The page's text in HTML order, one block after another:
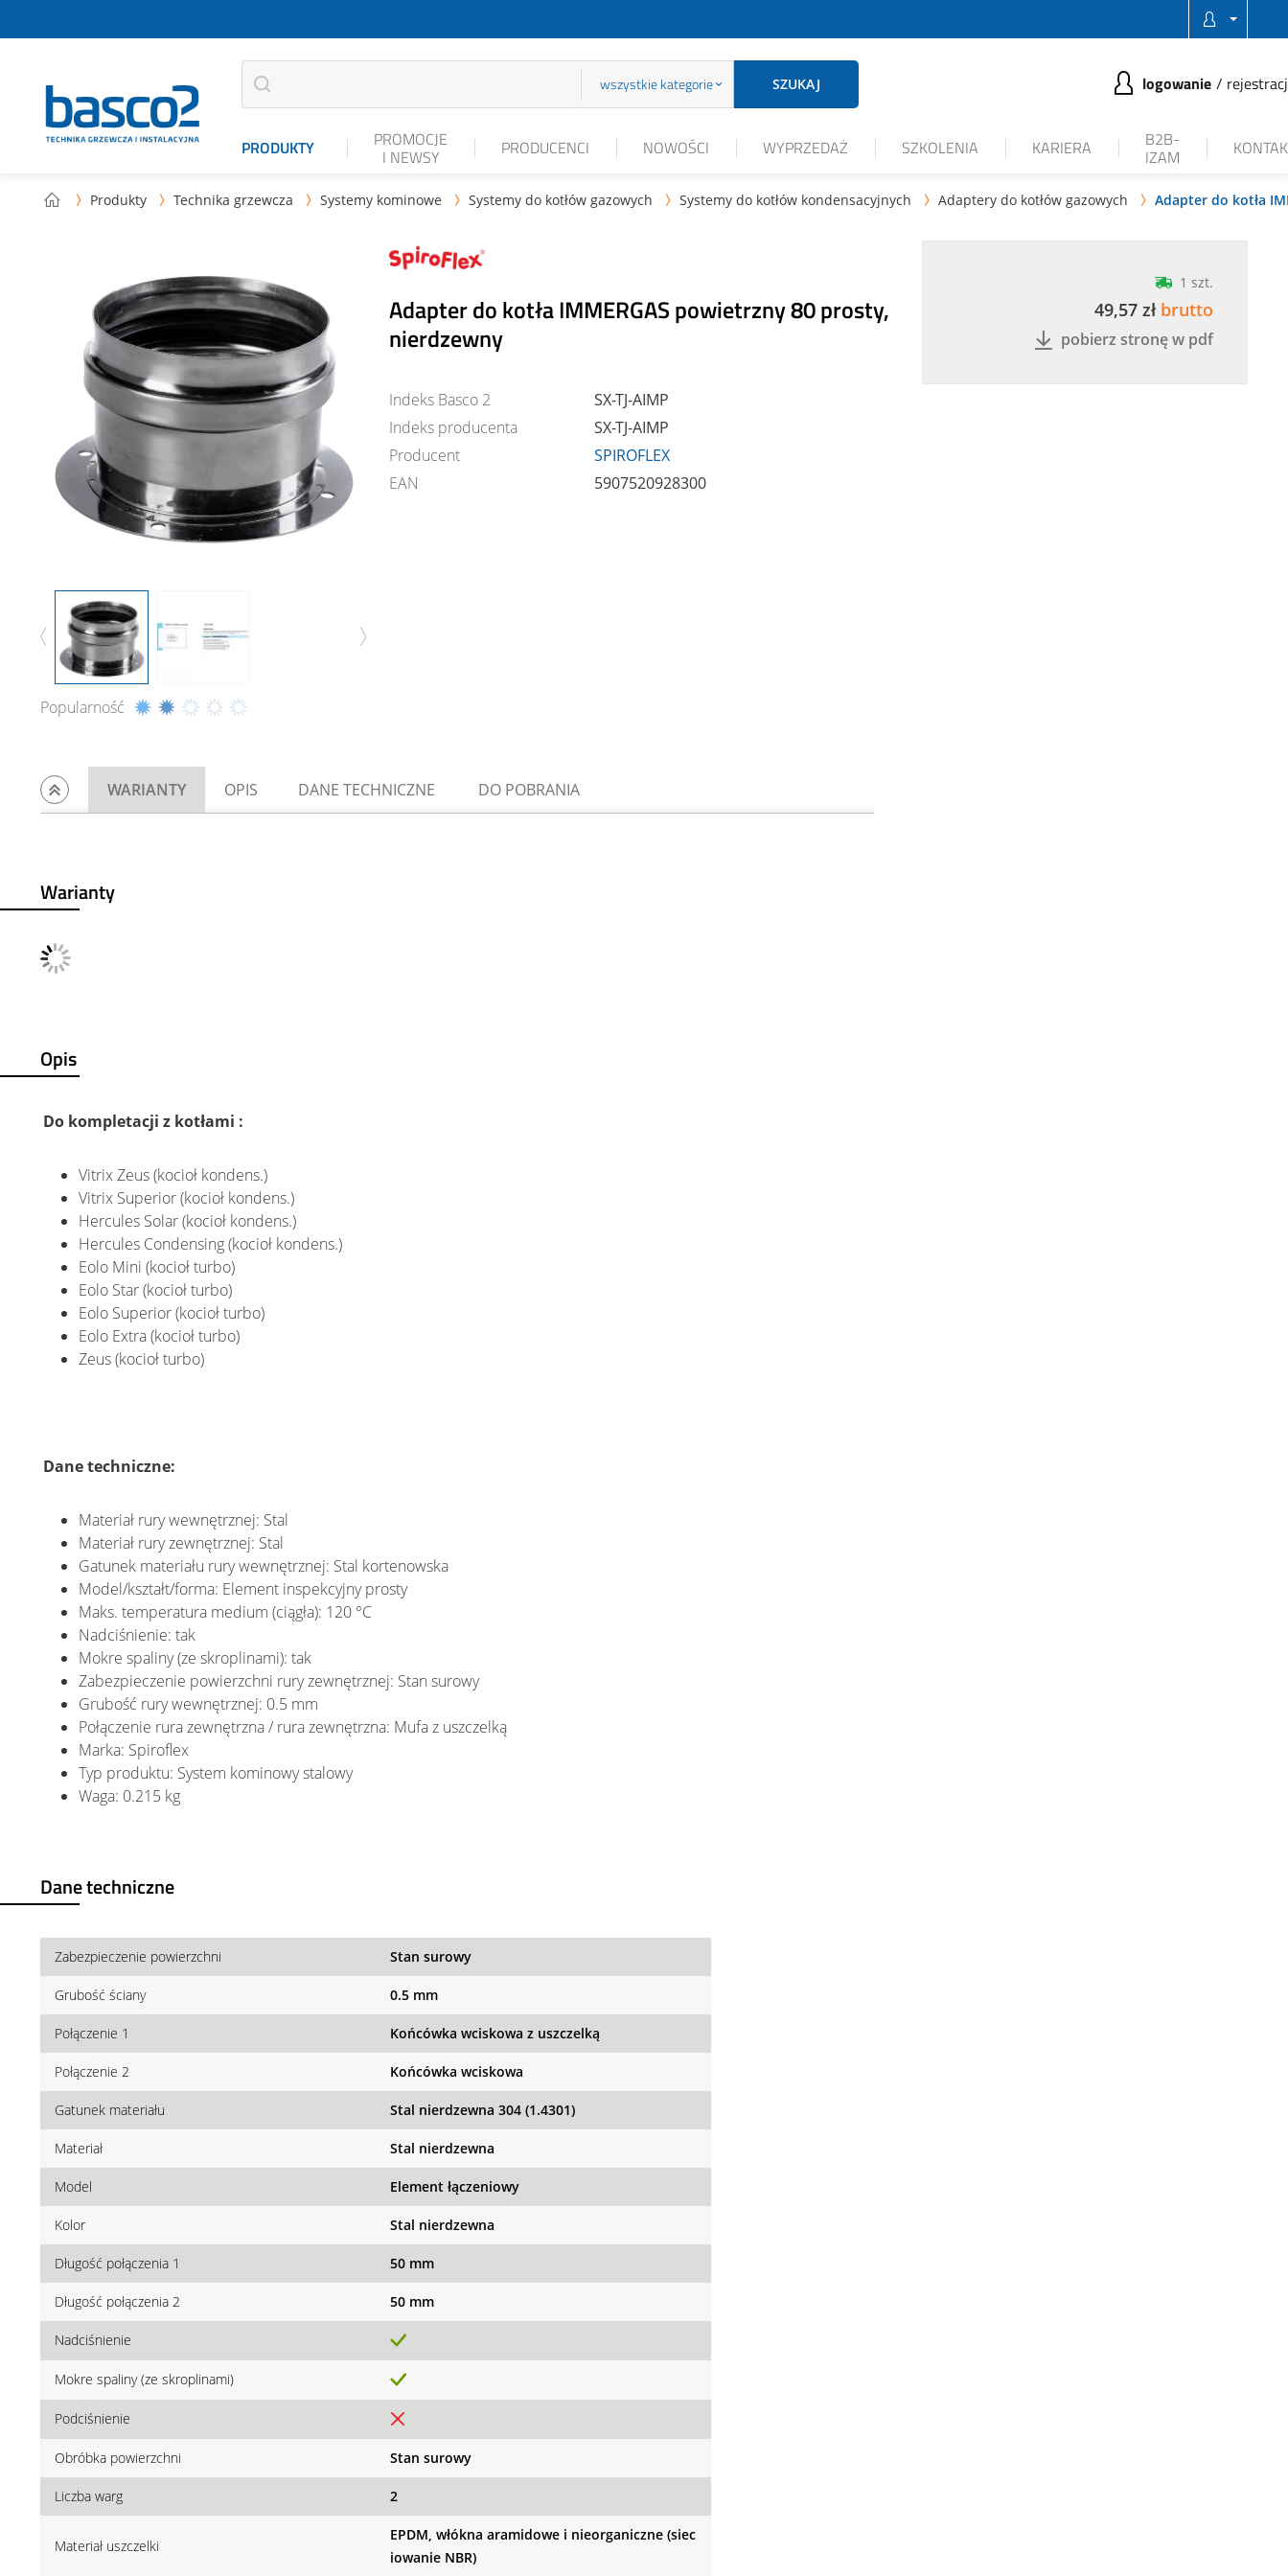
wszystkie kategorie SZUKAJ logowanie
PRODUKTY PROMOCJE
I NEWSY PRODUCENCI NOWOŚCI WYPRZEDAŻ SZKOLENIA KARIERA B2B-
IZAM
 Produkty  Technika grzewcza  Systemy kominowe  Systemy do kotłów gazowych  Systemy do kotłów kondensacyjnych  Adaptery do kotłów gazowych  Adapter do kotła
Popularność
Adapter do kotła IMMERGAS powietrzny 80 prosty,
nierdzewny
Indeks Basco 2
SX-TJ-AIMP
Indeks producenta
SX-TJ-AIMP
Producent
SPIROFLEX
EAN
5907520928300
1 szt.
49,57 zł brutto
pobierz stronę w pdf
WARIANTY OPIS DANE TECHNICZNE DO POBRANIA
Warianty
Opis
Do kompletacji z kotłami :
Vitrix Zeus (kocioł kondens.)
Vitrix Superior (kocioł kondens.)
Hercules Solar (kocioł kondens.)
Hercules Condensing (kocioł kondens.)
Eolo Mini (kocioł turbo)
Eolo Star (kocioł turbo)
Eolo Superior (kocioł turbo)
Eolo Extra (kocioł turbo)
Zeus (kocioł turbo)
Dane techniczne:
Materiał rury wewnętrznej: Stal
Materiał rury zewnętrznej: Stal
Gatunek materiału rury wewnętrznej: Stal kortenowska
Model/kształt/forma: Element inspekcyjny prosty
Maks. temperatura medium (ciągła): 120 °C
Nadciśnienie: tak
Mokre spaliny (ze skroplinami): tak
Zabezpieczenie powierzchni rury zewnętrznej: Stan surowy
Grubość rury wewnętrznej: 0.5 mm
Połączenie rura zewnętrzna / rura zewnętrzna: Mufa z uszczelką
Marka: Spiroflex
Typ produktu: System kominowy stalowy
Waga: 0.215 kg
Dane techniczne
Zabezpieczenie powierzchni Stan surowy
Grubość ściany 0.5 mm
Połączenie 1 Końcówka wciskowa z uszczelką
Połączenie 2 Końcówka wciskowa
Gatunek materiału Stal nierdzewna 304 (1.4301)
Materiał Stal nierdzewna
Model Element łączeniowy
Kolor Stal nierdzewna
Długość połączenia 1 50 mm
Długość połączenia 2 50 mm
Nadciśnienie
Mokre spaliny (ze skroplinami)
Podciśnienie
Obróbka powierzchni Stan surowy
Liczba warg 2
Materiał uszczelki
EPDM, włókna aramidowe i nieorganiczne (siec
iowanie NBR)